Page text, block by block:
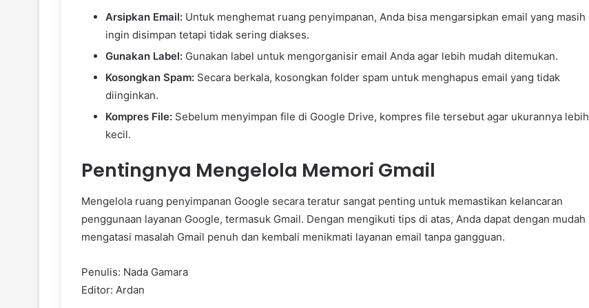
Arsipkan Email: Untuk menghemat ruang penyimpanan, Anda bisa mengarsipkan email yang masih
ingin disimpan tetapi tidak sering diakses.
Gunakan Label: Gunakan label untuk mengorganisir email Anda agar lebih mudah ditemukan.
Kosongkan Spam: Secara berkala, kosongkan folder spam untuk menghapus email yang tidak
diinginkan.
Kompres File: Sebelum menyimpan file di Google Drive, kompres file tersebut agar ukurannya lebih
kecil.
Pentingnya Mengelola Memori Gmail
Mengelola ruang penyimpanan Google secara teratur sangat penting untuk memastikan kelancaran
penggunaan layanan Google, termasuk Gmail. Dengan mengikuti tips di atas, Anda dapat dengan mudah
mengatasi masalah Gmail penuh dan kembali menikmati layanan email tanpa gangguan.
Penulis: Nada Gamara
Editor: Ardan